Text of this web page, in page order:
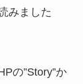
みました
の”Story”か